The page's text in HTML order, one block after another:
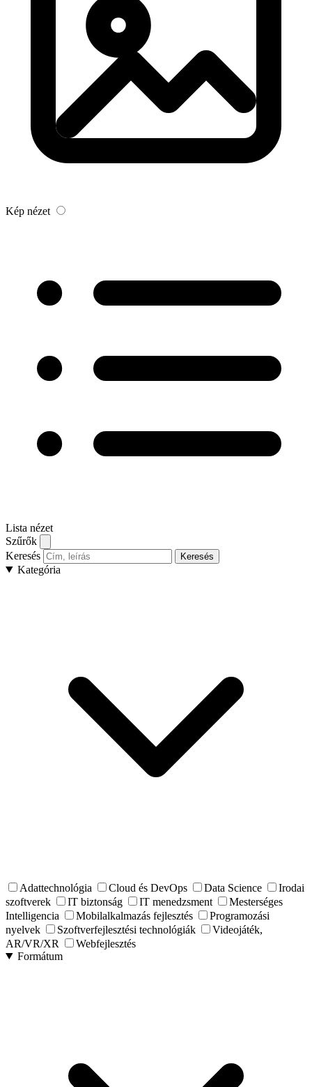
Kép nézet
Lista nézet
Szűrők
Keresés
Keresés
Kategória
Adattechnológia Cloud és DevOps Data Science
Irodai
szoftverek
IT biztonság IT menedzsment
Mesterséges
Intelligencia
Mobilalkalmazás fejlesztés
Programozási
nyelvek
Szoftverfejlesztési technológiák
Videojáték,
AR/VR/XR
Webfejlesztés
Formátum